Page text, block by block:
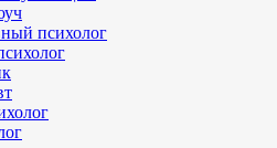
психолог